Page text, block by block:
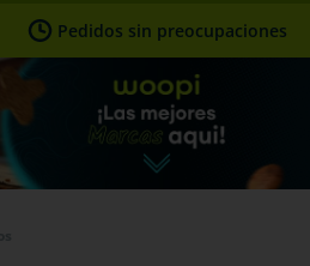
Pedidos sin preocupaciones